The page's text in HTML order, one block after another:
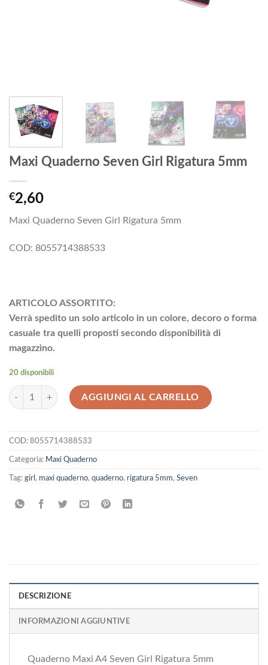
Maxi Quaderno Seven Girl Rigatura 5mm
€2,60
Maxi Quaderno Seven Girl Rigatura 5mm
COD: 8055714388533
ARTICOLO ASSORTITO:
Verrà spedito un solo articolo in un colore, decoro o forma
casuale tra quelli proposti secondo disponibilità di
magazzino.
20 disponibili
Maxi Quaderno Seven Girl Rigatura 5mm quantità
AGGIUNGI AL CARRELLO
COD: 8055714388533
Categoria: Maxi Quaderno
Tag: girl , maxi quaderno, quaderno, rigatura 5mm, Seven
DESCRIZIONE
INFORMAZIONI AGGIUNTIVE
Quaderno Maxi A4 Seven Girl Rigatura 5mm